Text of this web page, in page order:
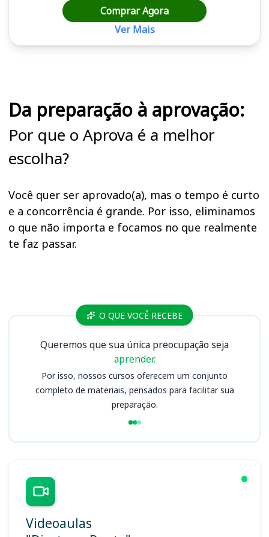
Comprar Agora
Ver Mais
Da preparação à aprovação:
Por que o Aprova é a melhor
escolha?
Você quer ser aprovado(a), mas o tempo é curto
e a concorrência é grande. Por isso, eliminamos
o que não importa e focamos no que realmente
te faz passar.
Cursos O QUE VOCÊ RECEBE
Queremos que sua única preocupação seja
aprender.
Por isso, nossos cursos oferecem um conjunto
completo de materiais, pensados para facilitar sua
preparação.
Videoaulas